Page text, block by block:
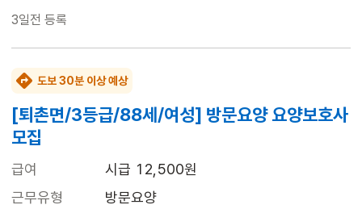
3일전 등록
도보 30분 이상 예상
[퇴촌면/3등급/88세/여성] 방문요양 요양보호사
모집
급여
시급 12,500원
근무유형
방문요양